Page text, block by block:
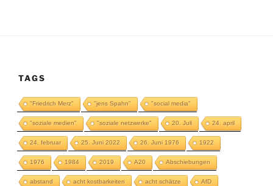
TAGS
"Friedrich Merz" "jens Spahn" "social media"
"soziale medien" "soziale netzwerke" 20. Juli 24. april
24. februar 25. Juni 2022 26. Juni 1976 1922
1976 1984 2019 A20 Abschiebungen
abstand acht kostbarkeiten acht schätze AfD